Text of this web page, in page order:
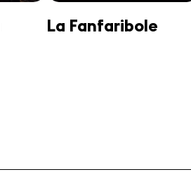
Jonathan Swensen